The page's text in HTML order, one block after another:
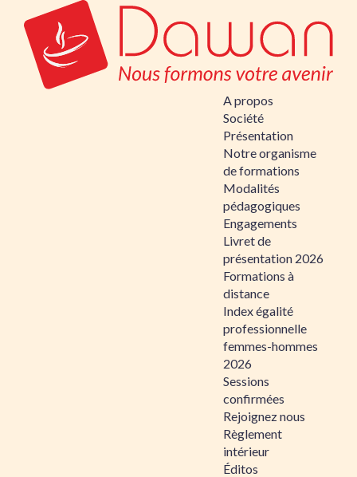
A propos
Société
Présentation
Notre organisme
de formations
Modalités
pédagogiques
Engagements
Livret de
présentation 2026
Formations à
distance
Index égalité
professionnelle
femmes-hommes
2026
Sessions
confirmées
Rejoignez nous
Règlement
intérieur
Éditos